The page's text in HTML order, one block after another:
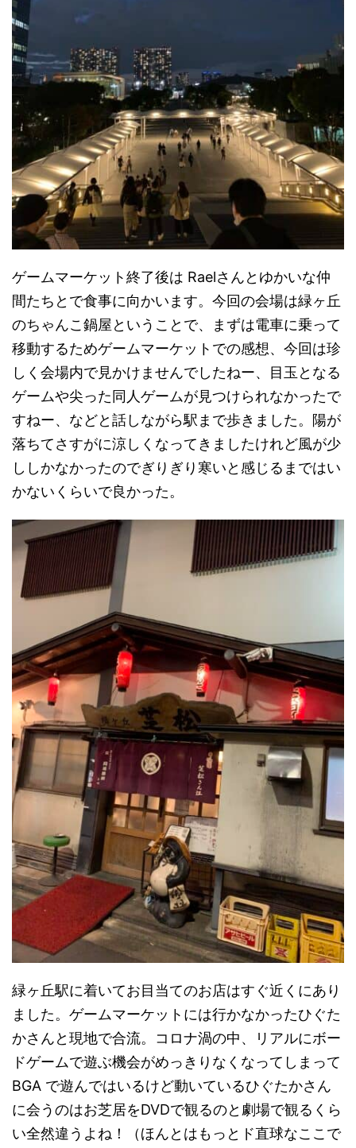
ゲームマーケット終了後は Raelさんとゆかいな仲
間たちとで食事に向かいます。今回の会場は緑ヶ丘
のちゃんこ鍋屋ということで、まずは電車に乗って
移動するためゲームマーケットでの感想、今回は珍
しく会場内で見かけませんでしたねー、目玉となる
ゲームや尖った同人ゲームが見つけられなかったで
すねー、などと話しながら駅まで歩きました。陽が
落ちてさすがに涼しくなってきましたけれど風が少
ししかなかったのでぎりぎり寒いと感じるまではい
かないくらいで良かった。
緑ヶ丘駅に着いてお目当てのお店はすぐ近くにあり
ました。ゲームマーケットには行かなかったひぐた
かさんと現地で合流。コロナ渦の中、リアルにボー
ドゲームで遊ぶ機会がめっきりなくなってしまって
BGA で遊んではいるけど動いているひぐたかさん
に会うのはお芝居をDVDで観るのと劇場で観るくら
い全然違うよね！（ほんとはもっとド直球なここで